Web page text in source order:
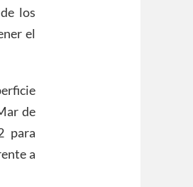
los
el
de
para
a